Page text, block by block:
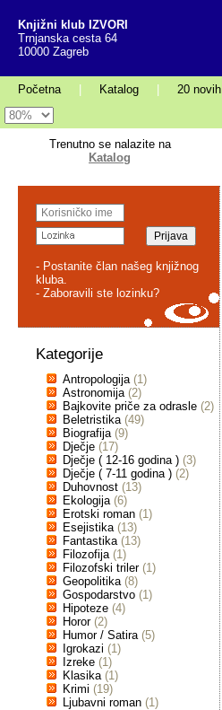
Knjižni klub IZVORI
Trnjanska cesta 64
10000 Zagreb
Početna Katalog 20 novih
Trenutno se nalazite na
Katalog
- Postanite član našeg knjižnog
kluba.
- Zaboravili ste lozinku?
Kategorije
Antropologija (1)
Astronomija (2)
Bajkovite priče za odrasle (2)
Beletristika (49)
Biografija (9)
Dječje (17)
Dječje ( 12-16 godina ) (3)
Dječje ( 7-11 godina ) (2)
Duhovnost (13)
Ekologija (6)
Erotski roman (1)
Esejistika (13)
Fantastika (13)
Filozofija (1)
Filozofski triler (1)
Geopolitika (8)
Gospodarstvo (1)
Hipoteze (4)
Horor (2)
Humor / Satira (5)
Igrokazi (1)
Izreke (1)
Klasika (1)
Krimi (19)
Ljubavni roman (1)